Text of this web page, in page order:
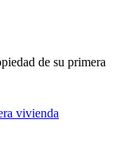
de su primera
vivienda